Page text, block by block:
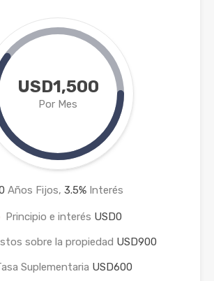
USD1,500
Por Mes
Años Fijos, 3.5% Interés
Principio e interés USD0
sobre la propiedad USD900
Suplementaria USD600